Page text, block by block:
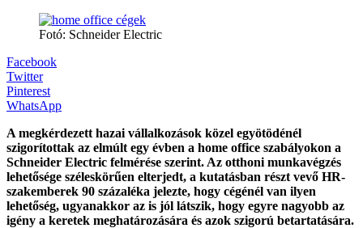
Fotó: Schneider Electric
Facebook
Twitter
Pinterest
WhatsApp
A megkérdezett hazai vállalkozások közel egyötödénél
szigorítottak az elmúlt egy évben a home office szabályokon a
Schneider Electric felmérése szerint. Az otthoni munkavégzés
lehetősége széleskörűen elterjedt, a kutatásban részt vevő HR-
szakemberek 90 százaléka jelezte, hogy cégénél van ilyen
lehetőség, ugyanakkor az is jól látszik, hogy egyre nagyobb az
igény a keretek meghatározására és azok szigorú betartatására.